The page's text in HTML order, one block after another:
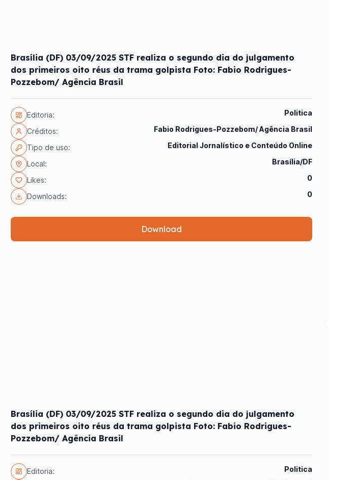
Brasília (DF) 03/09/2025 STF realiza o segundo dia do julgamento
dos primeiros oito réus da trama golpista Foto: Fabio Rodrigues-
Pozzebom/ Agência Brasil
Editoria: Politica
Créditos: Fabio Rodrigues-Pozzebom/ Agência Brasil
Tipo de uso: Editorial Jornalístico e Conteúdo Online
Local: Brasília/DF
Likes: 0
Downloads: 0
Download
Brasília (DF) 03/09/2025 STF realiza o segundo dia do julgamento
dos primeiros oito réus da trama golpista Foto: Fabio Rodrigues-
Pozzebom/ Agência Brasil
Editoria: Politica